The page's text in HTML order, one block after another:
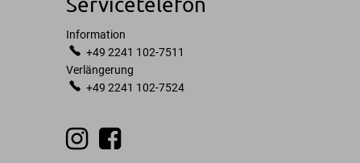
Information
+49 2241 102-7511
Verlängerung
+49 2241 102-7524